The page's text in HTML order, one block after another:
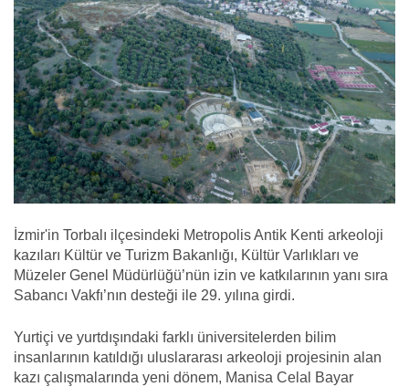
İzmir'in Torbalı ilçesindeki Metropolis Antik Kenti arkeoloji
kazıları Kültür ve Turizm Bakanlığı, Kültür Varlıkları ve
Müzeler Genel Müdürlüğü’nün izin ve katkılarının yanı sıra
Sabancı Vakfı’nın desteği ile 29. yılına girdi.
Yurtiçi ve yurtdışındaki farklı üniversitelerden bilim
insanlarının katıldığı uluslararası arkeoloji projesinin alan
kazı çalışmalarında yeni dönem, Manisa Celal Bayar